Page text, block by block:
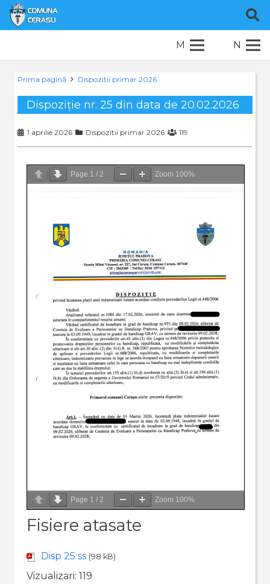
M N
Prima pagină Dispozitii primar 2026
Dispoziție nr. 25 din data de 20.02.2026
1 aprilie 2026 Dispozitii primar 2026 119
Page 1 / 2 Zoom 100%
Page 1 / 2 Zoom 100%
Fisiere atasate
Disp 25 ss (98 kB)
Vizualizari: 119